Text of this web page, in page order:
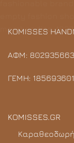
KOMISSES
ΑΦΜ: 802935663
ΓΕΜΗ:
KOMISSES.GR
Καραθεοδωρή